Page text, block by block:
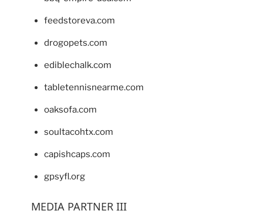
feedstoreva.com
drogopets.com
ediblechalk.com
tabletennisnearme.com
oaksofa.com
soultacohtx.com
capishcaps.com
gpsyfl.org
MEDIA PARTNER III